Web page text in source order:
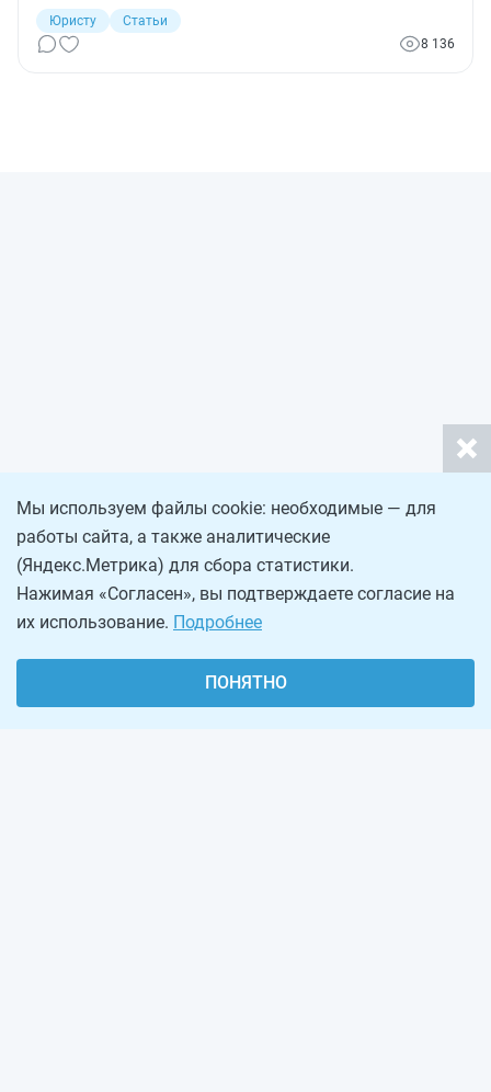
другим, а мой клиент приобрел право требования этой
задолженности. Можно ли в такой ситуации внести в
качестве вклада в уставный капитал это право
Юристу
Статьи
8 136
Мы используем файлы cookie: необходимые — для
работы сайта, а также аналитические
(Яндекс.Метрика) для сбора статистики.
Нажимая «Согласен», вы подтверждаете согласие на
их использование. Подробнее
ПОНЯТНО